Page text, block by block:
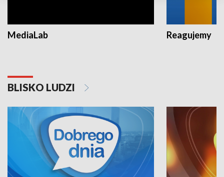
MediaLab Reagujemy
BLISKO LUDZI